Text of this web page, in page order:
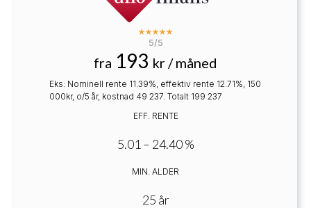
5/5
fra 193 kr / måned
Eks: Nominell rente 11.39%, effektiv rente 12.71%, 150
000kr, o/5 år, kostnad 49 237. Totalt 199 237
EFF. RENTE
5.01 – 24.40 %
MIN. ALDER
25 år